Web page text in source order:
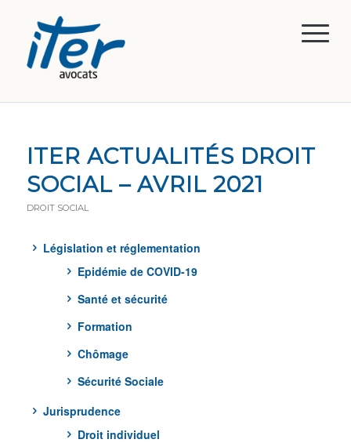
ITER ACTUALITÉS DROIT
SOCIAL – AVRIL 2021
DROIT SOCIAL
Législation et réglementation
Epidémie de COVID-19
Santé et sécurité
Formation
Chômage
Sécurité Sociale
Jurisprudence
Droit individuel